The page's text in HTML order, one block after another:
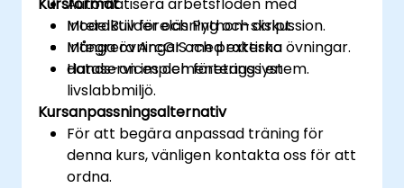
ModelBuilder och Python-skript.
Integrera ArcGIS med externa
dataservices och företagssystem.
Interaktiv föreläsning och diskussion.
Många övningar och praktiska övningar.
Hands-on implementering i en
livslabbmiljö.
Kursanpassningsalternativ
För att begära anpassad träning för
denna kurs, vänligen kontakta oss för att
ordna.